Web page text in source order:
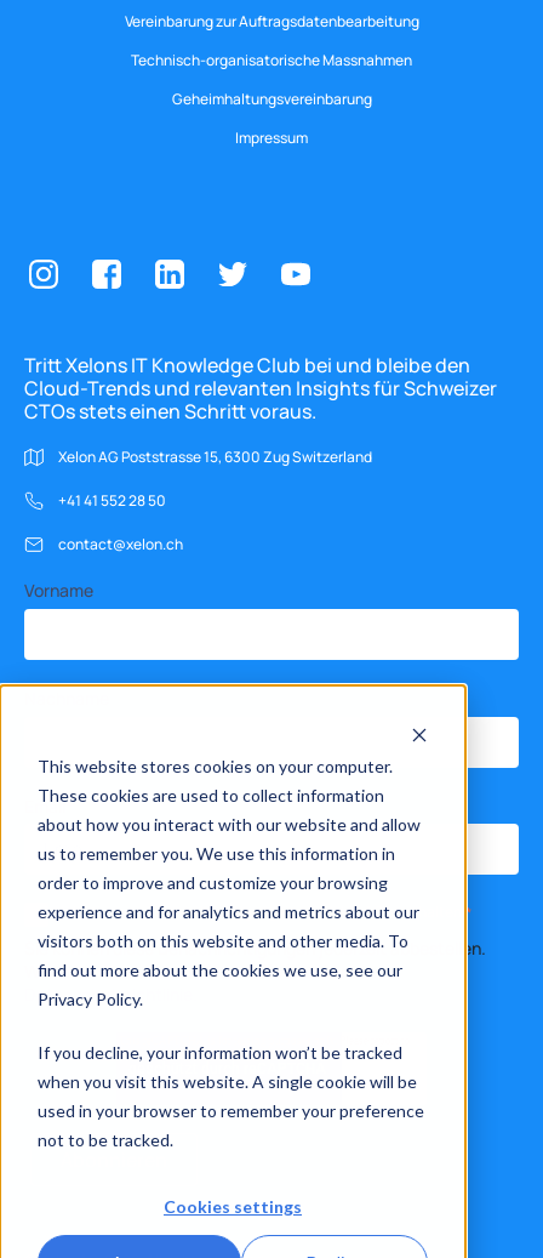
This website stores cookies on your computer.
These cookies are used to collect information
about how you interact with our website and allow
us to remember you. We use this information in
order to improve and customize your browsing
experience and for analytics and metrics about our
visitors both on this website and other media. To
find out more about the cookies we use, see our
Privacy Policy.
If you decline, your information won’t be tracked
when you visit this website. A single cookie will be
used in your browser to remember your preference
not to be tracked.
Cookies settings
Vereinbarung zur Auftragsdatenbearbeitung
Technisch-organisatorische Massnahmen
Geheimhaltungsvereinbarung
Impressum
Tritt Xelons IT Knowledge Club bei und bleibe den
Cloud-Trends und relevanten Insights für Schweizer
CTOs stets einen Schritt voraus.
Xelon AG Poststrasse 15, 6300 Zug Switzerland
+41 41 552 28 50
contact@xelon.ch
Vorname
Email*
Ich stimme zu, Benachrichtigungen von Xelon AG zu erhalten. *
Sie können diese Benachrichtigungen jederzeit abbestellen.
Weitere Informationen finden Sie in unserer
Datenschutzrichtlinie.